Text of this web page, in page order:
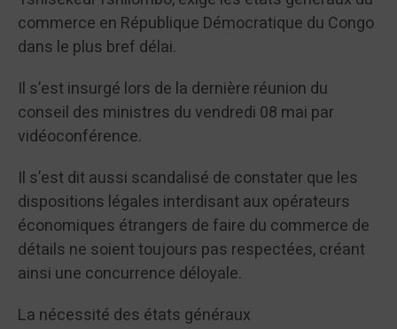
commerce en République Démocratique du Congo
dans le plus bref délai.
Il s’est insurgé lors de la dernière réunion du
conseil des ministres du vendredi 08 mai par
vidéoconférence.
Il s’est dit aussi scandalisé de constater que les
dispositions légales interdisant aux opérateurs
économiques étrangers de faire du commerce de
détails ne soient toujours pas respectées, créant
ainsi une concurrence déloyale.
La nécessité des états généraux